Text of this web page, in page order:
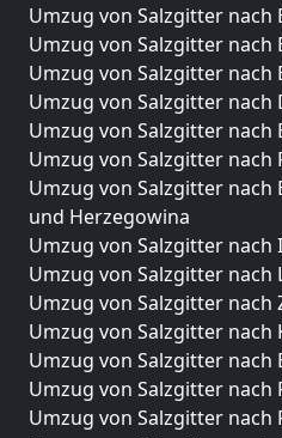
Umzug von Salzgitter nach
Umzug von Salzgitter nach
Umzug von Salzgitter nach
Umzug von Salzgitter nach
Umzug von Salzgitter nach
Umzug von Salzgitter nach
Umzug von Salzgitter nach
und Herzegowina
Umzug von Salzgitter nach
Umzug von Salzgitter nach
Umzug von Salzgitter nach
Umzug von Salzgitter nach
Umzug von Salzgitter nach
Umzug von Salzgitter nach
Umzug von Salzgitter nach